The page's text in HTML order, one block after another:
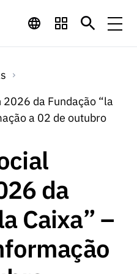
LINKS
RÁPIDOS
Emprego
Científico
Projetos
I&D
Instituiçõ
2026
Bolsas
Emprego
Científico
Projetos
I&D
o
RÁPIDOS
2026 da Fundação “la
a 02 de outubro
da
Caixa” –